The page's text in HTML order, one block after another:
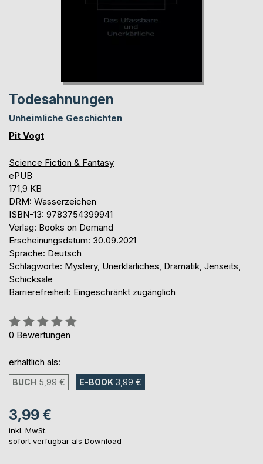
Todesahnungen
Unheimliche Geschichten
Pit Vogt
Science Fiction & Fantasy
ePUB
171,9 KB
DRM: Wasserzeichen
ISBN-13: 9783754399941
Verlag: Books on Demand
Erscheinungsdatum: 30.09.2021
Sprache: Deutsch
Schlagworte: Mystery, Unerklärliches, Dramatik, Jenseits,
Schicksale
Barrierefreiheit: Eingeschränkt zugänglich
Bewertung::
0%
0 Bewertungen
erhältlich als:
BUCH 5,99 € E-BOOK 3,99 €
3,99 €
inkl. MwSt.
sofort verfügbar als Download